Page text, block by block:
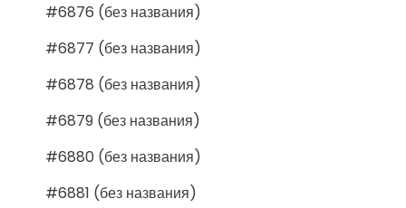
#6876 (без названия)
#6877 (без названия)
#6878 (без названия)
#6879 (без названия)
#6880 (без названия)
#6881 (без названия)